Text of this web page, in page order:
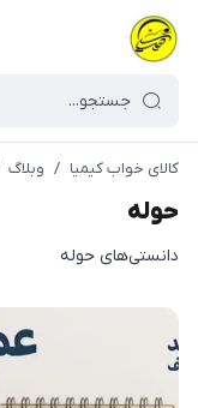
کالای خواب کیمیا / وبلاگ
حوله
دانستی‌های حوله